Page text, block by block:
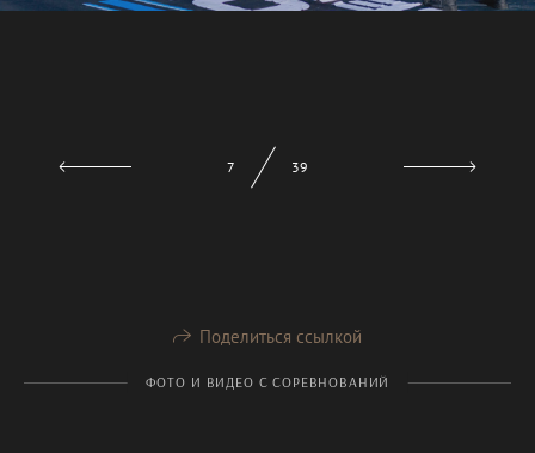
7 39
Поделиться ссылкой
ФОТО И ВИДЕО С СОРЕВНОВАНИЙ